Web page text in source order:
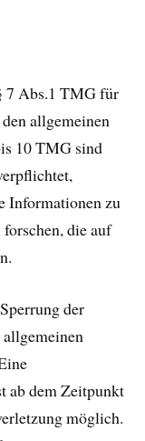
7 Abs.1 TMG für
allgemeinen
10 TMG sind
Informationen zu
die auf
der
ab dem Zeitpunkt
möglich.